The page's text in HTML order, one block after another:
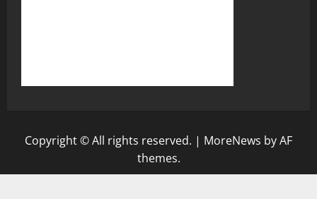
Copyright © All rights reserved. | MoreNews by AF
themes.